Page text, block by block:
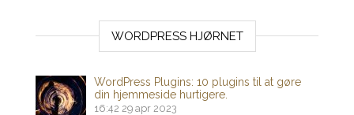
WORDPRESS HJØRNET
WordPress Plugins: 10 plugins til at gøre
din hjemmeside hurtigere.
16:42 29 apr 2023